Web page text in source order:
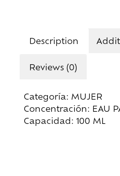
Description
Reviews (0)
Categoría: MUJER
Concentración: EAU
Capacidad: 100 ML